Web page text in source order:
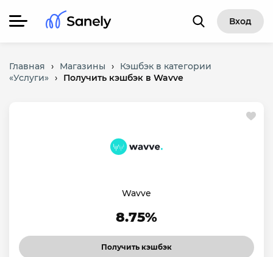
Вход
Главная › Магазины ›
Кэшбэк в категории
«Услуги» › Получить кэшбэк в Wavve
Wavve
8.75%
Получить кэшбэк